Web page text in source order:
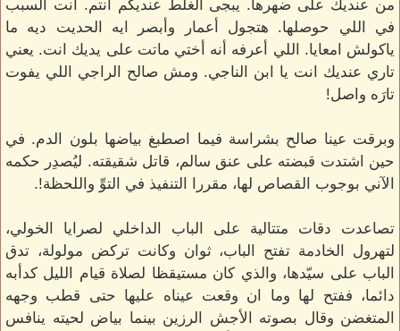
من عنديك على ضهرها. يبجى الغلط عنديكم انتم. انت السبب
في اللي حوصلها. هتجول أعمار وأبصر ايه الحديت ديه ما
ياكولش امعايا. اللي أعرفه أنه أختي ماتت على يديك انت. يعني
تاري عنديك انت يا ابن الناجي. ومش صالح الراجي اللي يفوت
تارَه واصل!
وبرقت عينا صالح بشراسة فيما اصطبغ بياضها بلون الدم. في
حين اشتدت قبضته على عنق سالم، قاتل شقيقته. ليُصدِر حكمه
الآني بوجوب القصاص لها، مقررا التنفيذ في التوِّ واللحظة!.
تصاعدت دقات متتالية على الباب الداخلي لصرايا الخولي،
لتهرول الخادمة تفتح الباب، ثوان وكانت تركض مولولة، تدق
الباب على سيّدها، والذي كان مستيقظا لصلاة قيام الليل كدأبه
دائما، ففتح لها وما ان وقعت عيناه عليها حتى قطب وجهه
المتغضن وقال بصوته الأجش الرزين بينما بياض لحيته ينافس